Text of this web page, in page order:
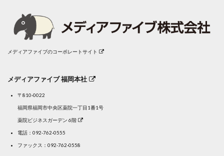
メディアファイブのコーポレートサイト
メディアファイブ 福岡本社
〒810-0022
福岡県福岡市中央区薬院一丁目1番1号
薬院ビジネスガーデン 6階
電話： 092-762-0555
ファックス：092-762-0558